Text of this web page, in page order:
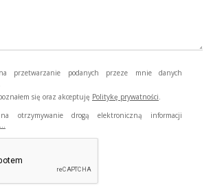
przetwarzanie podanych przeze mnie danych
się oraz akceptuję Politykę prywatności
otrzymywanie drogą elektroniczną informacji